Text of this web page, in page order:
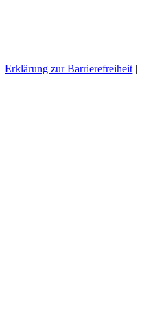
|Erklärung zur Barrierefreiheit |